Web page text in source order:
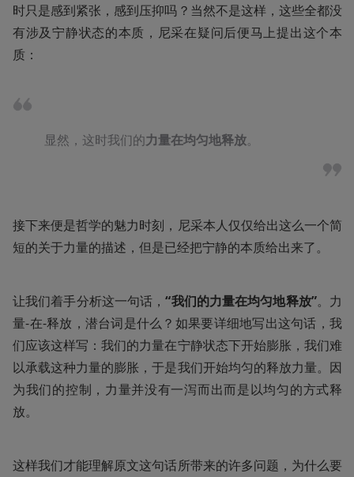
时只是感到紧张，感到压抑吗？当然不是这样，这些全都没
有涉及宁静状态的本质，尼采在疑问后便马上提出这个本
质：
显然，这时我们的力量在均匀地释放。
接下来便是哲学的魅力时刻，尼采本人仅仅给出这么一个简
短的关于力量的描述，但是已经把宁静的本质给出来了。
让我们着手分析这一句话，“我们的力量在均匀地释放”。力
量-在-释放，潜台词是什么？如果要详细地写出这句话，我
们应该这样写：我们的力量在宁静状态下开始膨胀，我们难
以承载这种力量的膨胀，于是我们开始均匀的释放力量。因
为我们的控制，力量并没有一泻而出而是以均匀的方式释
放。
这样我们才能理解原文这句话所带来的许多问题，为什么要